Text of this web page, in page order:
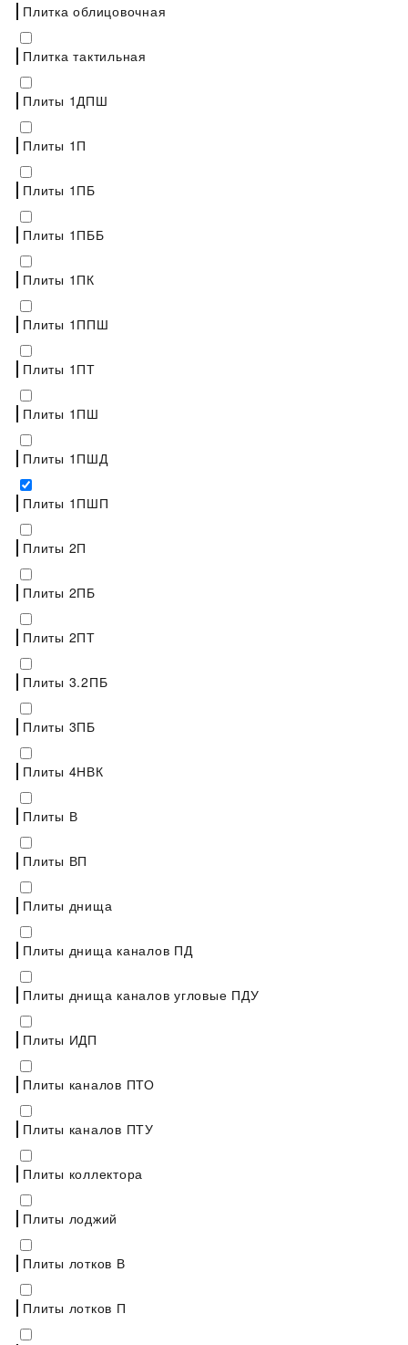
Плитка облицовочная
Плитка тактильная
Плиты 1ДПШ
Плиты 1П
Плиты 1ПБ
Плиты 1ПББ
Плиты 1ПК
Плиты 1ППШ
Плиты 1ПТ
Плиты 1ПШ
Плиты 1ПШД
Плиты 1ПШП
Плиты 2П
Плиты 2ПБ
Плиты 2ПТ
Плиты 3.2ПБ
Плиты 3ПБ
Плиты 4НВК
Плиты В
Плиты ВП
Плиты днища
Плиты днища каналов ПД
Плиты днища каналов угловые ПДУ
Плиты ИДП
Плиты каналов ПТО
Плиты каналов ПТУ
Плиты коллектора
Плиты лоджий
Плиты лотков В
Плиты лотков П